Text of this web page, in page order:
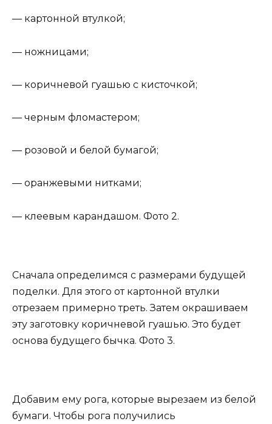
— картонной втулкой;
— ножницами;
— коричневой гуашью с кисточкой;
— черным фломастером;
— розовой и белой бумагой;
— оранжевыми нитками;
— клеевым карандашом. Фото 2.
Сначала определимся с размерами будущей
поделки. Для этого от картонной втулки
отрезаем примерно треть. Затем окрашиваем
эту заготовку коричневой гуашью. Это будет
основа будущего бычка. Фото 3.
Добавим ему рога, которые вырезаем из белой
бумаги. Чтобы рога получились